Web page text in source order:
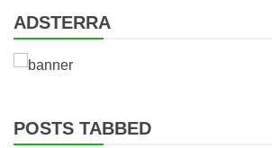
ADSTERRA
POSTS TABBED